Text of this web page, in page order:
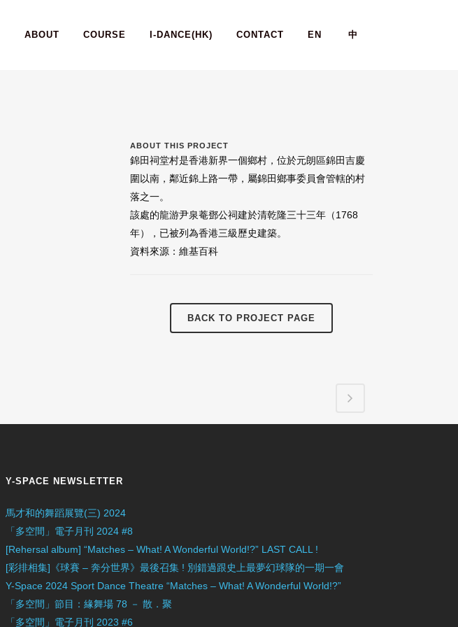
ABOUT COURSE I-DANCE(HK) CONTACT EN 中
ABOUT THIS PROJECT
錦田祠堂村是香港新界一個鄉村，位於元朗區錦田吉慶
圍以南，鄰近錦上路一帶，屬錦田鄉事委員會管轄的村
落之一。
該處的龍游尹泉菴鄧公祠建於清乾隆三十三年（1768
年），已被列為香港三級歷史建築。
資料來源：維基百科
BACK TO PROJECT PAGE
Y-SPACE NEWSLETTER
馬才和的舞蹈展覽(三) 2024
「多空間」電子月刊 2024 #8
[Rehersal album] “Matches – What! A Wonderful World!?” LAST CALL !
[彩排相集]《球賽 – 奔分世界》最後召集 ! 別錯過跟史上最夢幻球隊的一期一會
Y-Space 2024 Sport Dance Theatre “Matches – What! A Wonderful World!?”
「多空間」節目：緣舞場 78 － 散．聚
「多空間」電子月刊 2023 #6